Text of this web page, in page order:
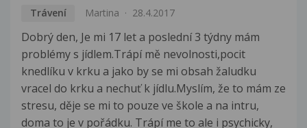
Trávení Martina 28.4.2017
Dobrý den, Je mi 17 let a poslední 3 týdny mám
problémy s jídlem.Trápí mě nevolnosti,pocit
knedlíku v krku a jako by se mi obsah žaludku
vracel do krku a nechuť k jídlu.Myslím, že to mám ze
stresu, děje se mi to pouze ve škole a na intru,
doma to je v pořádku. Trápí me to ale i psychicky,